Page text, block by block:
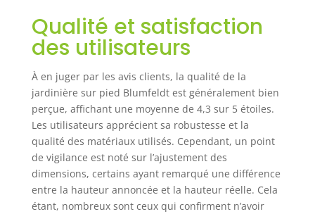
planter un grand
carré de
concombres,
fraises, fleurs,
herbes et légumes.
Qualité et satisfaction
des utilisateurs
À en juger par les avis clients, la qualité de la
jardinière sur pied Blumfeldt est généralement bien
perçue, affichant une moyenne de 4,3 sur 5 étoiles.
Les utilisateurs apprécient sa robustesse et la
qualité des matériaux utilisés. Cependant, un point
de vigilance est noté sur l’ajustement des
dimensions, certains ayant remarqué une différence
entre la hauteur annoncée et la hauteur réelle. Cela
étant, nombreux sont ceux qui confirment n’avoir